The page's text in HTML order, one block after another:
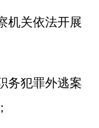
关依法开展
犯罪外逃案